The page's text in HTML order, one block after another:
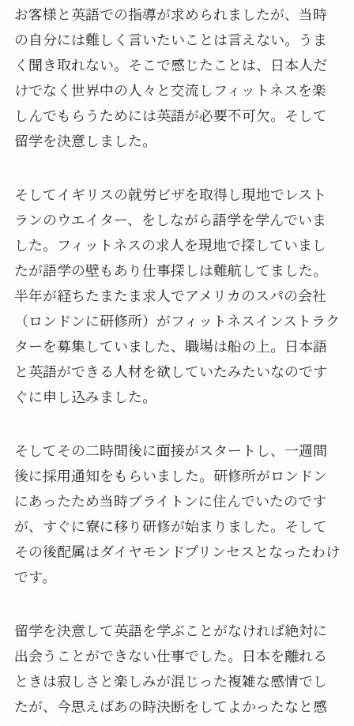
お客様と英語での指導が求められましたが、当時
の自分には難しく言いたいことは言えない。うま
く聞き取れない。そこで感じたことは、日本人だ
けでなく世界中の人々と交流しフィットネスを楽
しんでもらうためには英語が必要不可欠。そして
留学を決意しました。
そしてイギリスの就労ビザを取得し現地でレスト
ランのウエイター、をしながら語学を学んでいま
した。フィットネスの求人を現地で探していまし
たが語学の壁もあり仕事探しは難航してました。
半年が経ちたまたま求人でアメリカのスパの会社
（ロンドンに研修所）がフィットネスインストラク
ターを募集していました、職場は船の上。日本語
と英語ができる人材を欲していたみたいなのです
ぐに申し込みました。
そしてその二時間後に面接がスタートし、一週間
後に採用通知をもらいました。研修所がロンドン
にあったため当時ブライトンに住んでいたのです
が、すぐに寮に移り研修が始まりました。そして
その後配属はダイヤモンドプリンセスとなったわけ
です。
留学を決意して英語を学ぶことがなければ絶対に
出会うことができない仕事でした。日本を離れる
ときは寂しさと楽しみが混じった複雑な感情でし
たが、今思えばあの時決断をしてよかったなと感